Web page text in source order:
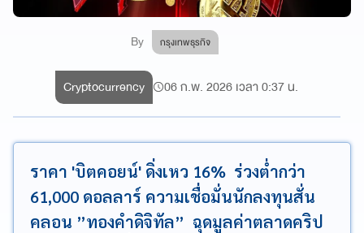
By กรุงเทพธุรกิจ
Cryptocurrency 06 ก.พ. 2026 เวลา 0:37 น.
ราคา 'บิตคอยน์' ดิ่งเหว 16% ร่วงต่ำกว่า
61,000 ดอลลาร์ ความเชื่อมั่นนักลงทุนสั่น
คลอน ”ทองคำดิจิทัล” ฉุดมูลค่าตลาดคริป